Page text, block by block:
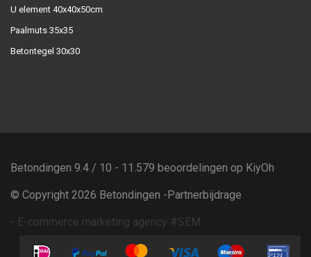
U element 40x40x50cm
Paalmuts 35x35
Betontegel 30x30
Betondingen 9.4 / 10 - 11.579 beoordelingen op KiyOh
© Copyright 2026 Betondingen -Partnerbijdrage
- E-commerce marketing agency #SEM